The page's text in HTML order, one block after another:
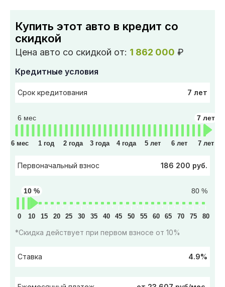
Купить этот авто в кредит со
скидкой
Цена авто со скидкой от: 1 862 000 ₽
Кредитные условия
Срок кредитования 7 лет
6 мес 7 лет
6 мес 1 год 2 года 3 года 4 года 5 лет 6 лет 7 лет
Первоначальный взнос 186 200 руб.
80 %
10 %
0 10 15 20 25 30 35 40 45 50 55 60 65 70 75 80
*Скидка действует при первом взносе от 10%
Ставка 4.9%